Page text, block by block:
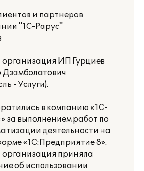
и партнеров
"1С-Рарус"
ИП Гурциев
Дзамболатович
- Услуги).
в компанию «1С-
за выполнением работ по
деятельности на
«1С:Предприятие 8».
приняла
об использовании